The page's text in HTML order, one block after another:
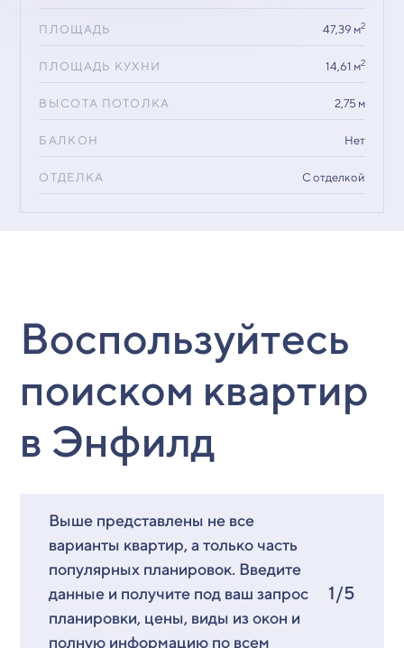
ПЛОЩАДЬ 47,39 м2
ПЛОЩАДЬ КУХНИ 14,61 м2
ВЫСОТА ПОТОЛКА 2,75 м
БАЛКОН Нет
ОТДЕЛКА С отделкой
Воспользуйтесь
поиском квартир
в Энфилд
Выше представлены не все
варианты квартир, а только часть
популярных планировок. Введите
данные и получите под ваш запрос
планировки, цены, виды из окон и
полную информацию по всем
1/5